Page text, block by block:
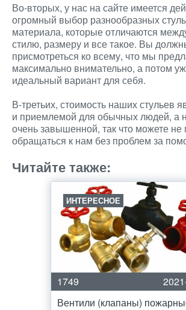
Во-вторых, у нас на сайте имеется
огромный выбор разнообразных
материала, которые отличаются
стилю, размеру и все такое. Вы
присмотреться ко всему, что мы
максимально внимательно, а потом
идеальный вариант для себя.
В-третьих, стоимость наших стульев
и приемлемой для обычных людей, а
очень завышенной, так что можете не
обращаться к нам без проблем за
Читайте также:
ИНТЕРЕСНОЕ
1749
Вентили (клапаны)